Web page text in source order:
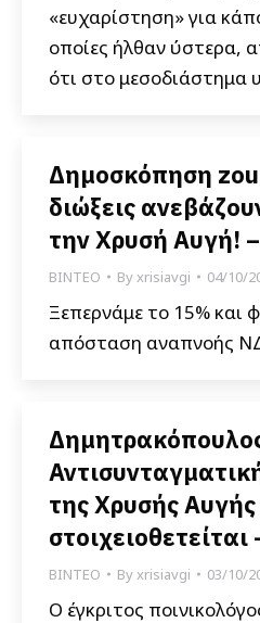
«ευχαρίστηση» για
οποίες ήλθαν ύστερα,
ότι στο μεσοδιάστημα
Δημοσκόπηση
διώξεις
την Χρυσή Αυγή!
ΒΙΝΤΕΟ Byxrisiavgi 04/10/
Ξεπερνάμε το 15% και
απόσταση αναπνοής
της Χρυσής
ΒΙΝΤΕΟ Byxrisiavgi 03/10/
Ο έγκριτος